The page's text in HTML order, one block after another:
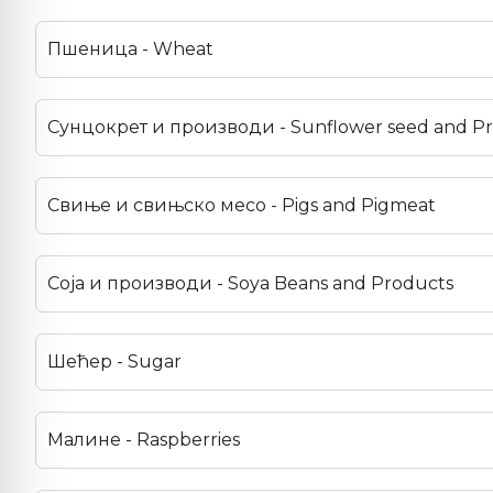
Пшеница - Wheat
Сунцокрет и производи - Sunflower seed and
Свиње и свињско месо - Pigs and Pigmeat
Соја и производи - Soya Beans and Products
Шећер - Sugar
Малине - Raspberries